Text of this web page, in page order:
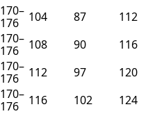
170–
176
104 87
112
170–
176
108 90
116
170–
176
112 97
120
170–
176
116 102
124